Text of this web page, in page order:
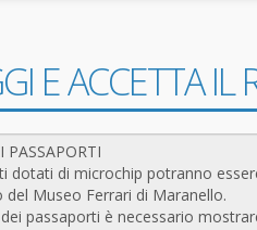
E ACCETTA